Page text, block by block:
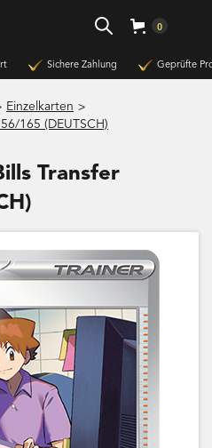
0
Sichere Zahlung Geprüfte
Einzelkarten >
165 (DEUTSCH)
Transfer